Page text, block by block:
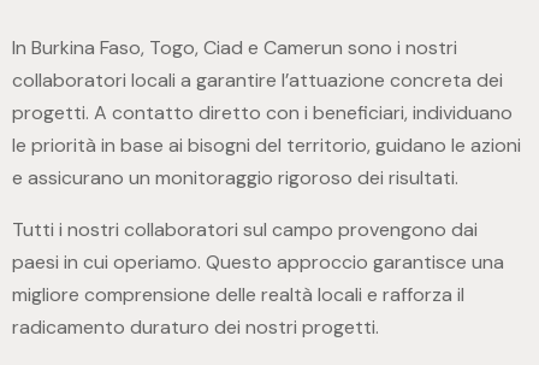
In Burkina Faso, Togo, Ciad e Camerun sono i nostri
collaboratori locali a garantire l’attuazione concreta dei
progetti. A contatto diretto con i beneficiari, individuano
le priorità in base ai bisogni del territorio, guidano le azioni
e assicurano un monitoraggio rigoroso dei risultati.
Tutti i nostri collaboratori sul campo provengono dai
paesi in cui operiamo. Questo approccio garantisce una
migliore comprensione delle realtà locali e rafforza il
radicamento duraturo dei nostri progetti.